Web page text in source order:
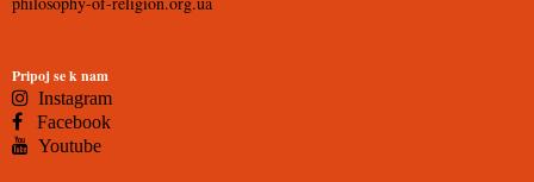
Pripoj se k nam
Instagram
Facebook
Youtube